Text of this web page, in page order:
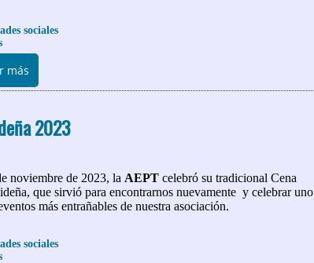
sociales
más
2023
noviembre de 2023, la AEPT celebró su tradicional Cena
que sirvió para encontrarnos nuevamente y celebrar uno
más entrañables de nuestra asociación.
sociales